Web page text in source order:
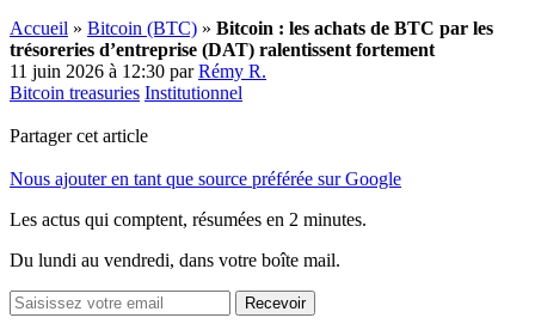
Accueil » Bitcoin (BTC) » Bitcoin : les achats de BTC par les
trésoreries d’entreprise (DAT) ralentissent fortement
11 juin 2026 à 12:30 parRémy R.
Bitcoin treasuries Institutionnel
Partager cet article
Nous ajouter en tant que source préférée sur Google
Les actus qui comptent, résumées en 2 minutes.
Du lundi au vendredi, dans votre boîte mail.
Recevoir